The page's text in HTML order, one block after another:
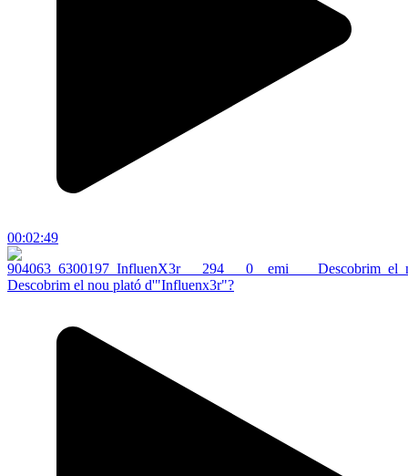
00:02:49
Descobrim el nou plató d'"Influenx3r"?